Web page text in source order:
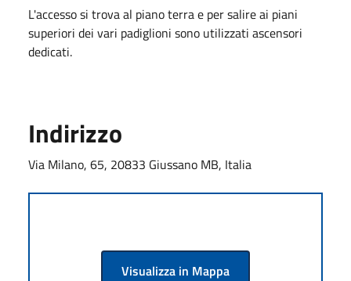
L'accesso si trova al piano terra e per salire ai piani
superiori dei vari padiglioni sono utilizzati ascensori
dedicati.
Indirizzo
Via Milano, 65, 20833 Giussano MB, Italia
Visualizza in Mappa